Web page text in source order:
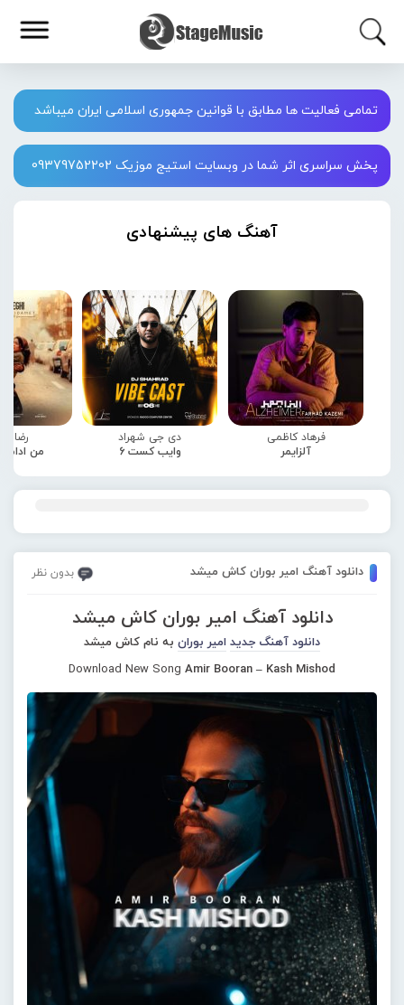
تمامی فعالیت ها مطابق با قوانین جمهوری اسلامی ایران میباشد
پخش سراسری اثر شما در وبسایت استیج موزیک 09379752202
آهنگ های پیشنهادی
فرهاد کاظمی
آلزایمر
دی جی شهراد
وایب کست 6
رضا
من
دانلود آهنگ امیر‌ بوران کاش میشد بدون نظر
دانلود آهنگ امیر‌ بوران کاش میشد
دانلود آهنگ جدید امیر‌ بوران به نام کاش میشد
Download New Song Amir Booran – Kash Mishod